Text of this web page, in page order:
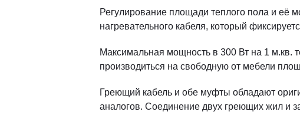
Регулирование площади теплого пола и её
нагревательного кабеля, который
Максимальная мощность в 300 Вт на 1 м.кв.
производиться на свободную от мебели
Греющий кабель и обе муфты обладают
аналогов. Соединение двух греющих жил и